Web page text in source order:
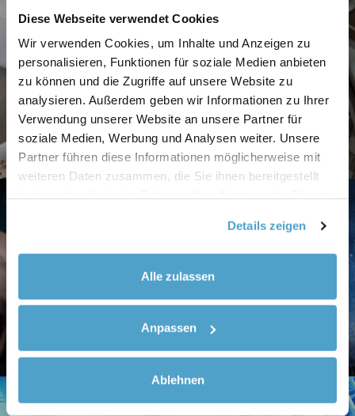
Diese Webseite verwendet Cookies
Wir verwenden Cookies, um Inhalte und Anzeigen zu
personalisieren, Funktionen für soziale Medien anbieten
zu können und die Zugriffe auf unsere Website zu
analysieren. Außerdem geben wir Informationen zu Ihrer
Verwendung unserer Website an unsere Partner für
soziale Medien, Werbung und Analysen weiter. Unsere
Partner führen diese Informationen möglicherweise mit
weiteren Daten zusammen, die Sie ihnen bereitgestellt
Details zeigen
Alle zulassen
Anpassen
Ablehnen
Medizinbereich
Schweißtechnik